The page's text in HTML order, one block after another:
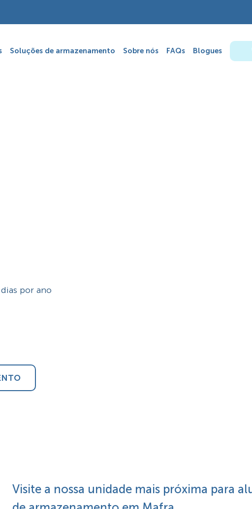
Soluções de armazenamento Sobre nós FAQs Blogues
por ano
Visite a nossa unidade mais próxima para